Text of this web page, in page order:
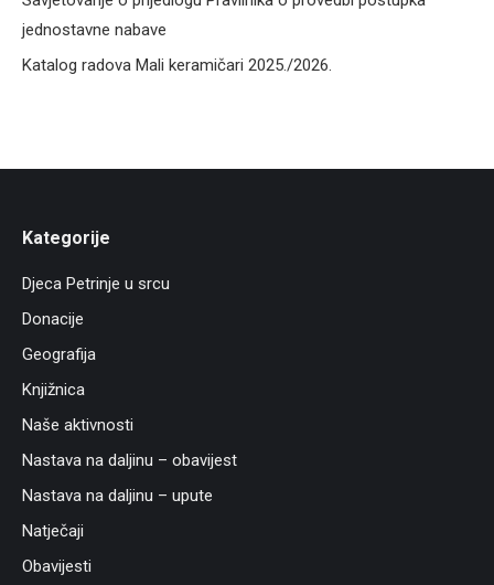
jednostavne nabave
Katalog radova Mali keramičari 2025./2026.
Kategorije
Djeca Petrinje u srcu
Donacije
Geografija
Knjižnica
Naše aktivnosti
Nastava na daljinu – obavijest
Nastava na daljinu – upute
Natječaji
Obavijesti